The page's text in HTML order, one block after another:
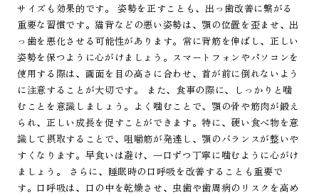
サイズも効果的です。 姿勢を正すことも、出っ歯改善に繋がる
重要な習慣です。猫背などの悪い姿勢は、顎の位置を歪ませ、出
っ歯を悪化させる可能性があります。常に背筋を伸ばし、正しい
姿勢を保つように心がけましょう。スマートフォンやパソコンを
使用する際は、画面を目の高さに合わせ、首が前に倒れないよう
に注意することが大切です。 また、食事の際に、しっかりと噛
むことを意識しましょう。よく噛むことで、顎の骨や筋肉が鍛え
られ、正しい成長を促すことができます。特に、硬い食べ物を意
識して摂取することで、咀嚼筋が発達し、顎のバランスが整いや
すくなります。早食いは避け、一口ずつ丁寧に噛むように心がけ
ましょう。 さらに、睡眠時の口呼吸を改善することも重要で
す。口呼吸は、口の中を乾燥させ、虫歯や歯周病のリスクを高め